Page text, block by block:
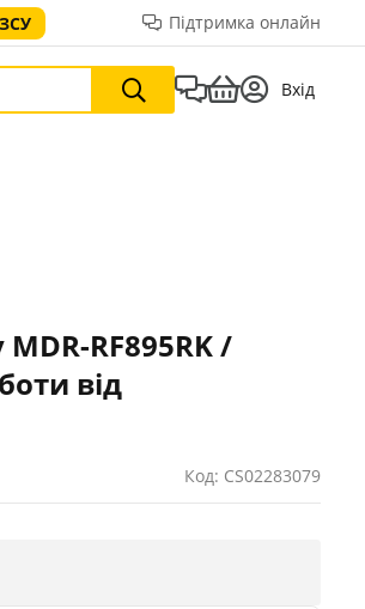
Підтримка онлайн
Вхід
RF895RK /
від
Код: CS02283079